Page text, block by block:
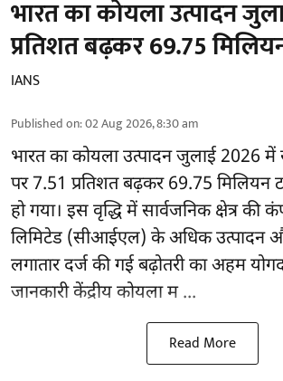
भारत का कोयला उत्पादन
प्रतिशत बढ़कर 69.75
IANS
Published on:02 Aug 2026, 8:30 am
भारत काकोयलाउत्पादन जुलाई 2026 में
पर 7.51 प्रतिशत बढ़कर 69.75 मिलियन
हो गया। इस वृद्धि में सार्वजनिक क्षेत्र की
लिमिटेड (सीआईएल) के अधिक उत्पादन
लगातार दर्ज की गई बढ़ोतरी का अहम
जानकारी केंद्रीय कोयला म ...
Read More